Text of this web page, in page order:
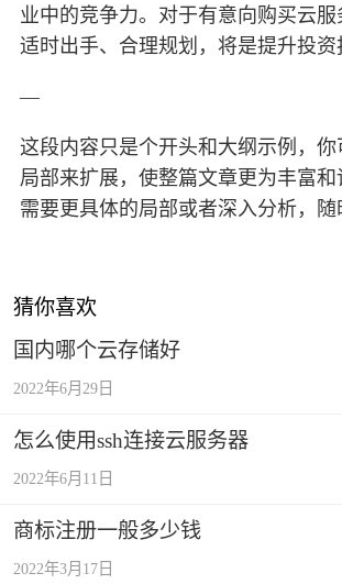
业中的竞争力。对于有意向购买云服
适时出手、合理规划，将是提升投资
—
这段内容只是个开头和大纲示例，你
局部来扩展，使整篇文章更为丰富
需要更具体的局部或者深入分析，随
猜你喜欢
国内哪个云存储好
2022年6月29日
怎么使用ssh连接云服务器
2022年6月11日
商标注册一般多少钱
2022年3月17日